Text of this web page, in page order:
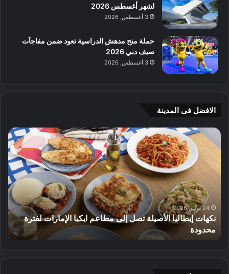
لشهر أغسطس 2026
3 أغسطس, 2026
حملة منح مدهش الدراسية تعود ضمن مفاجآت
صيف دبي 2026
3 أغسطس, 2026
الافضل فى المدينة
مطاعم ايكيا الإمارات لفترة
ج
ي
أ
م
ج
ي
ه
و
م
8 يوليو, 2026
الأثاث